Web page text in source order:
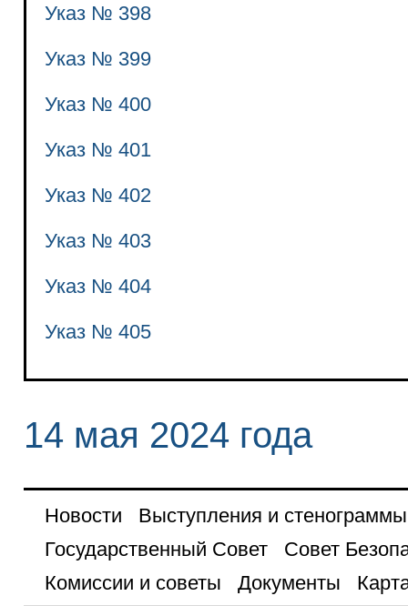
Указ № 398
Указ № 399
Указ № 400
Указ № 401
Указ № 402
Указ № 403
Указ № 404
Указ № 405
14 мая 2024 года
Новости
Выступления и стенограммы
Государственный Совет
Совет
Комиссии и советы
Документы